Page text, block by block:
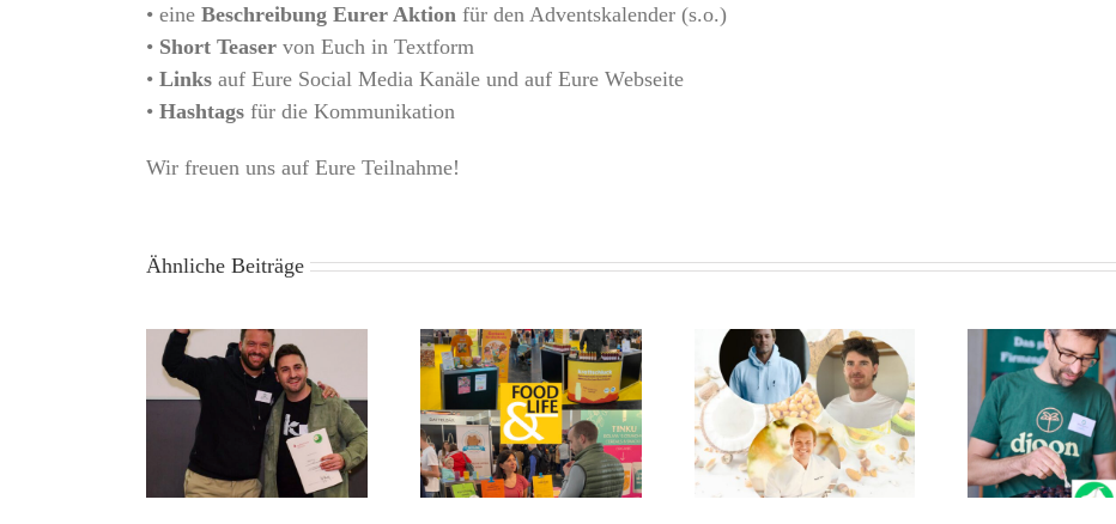
• eine Beschreibung Eurer Aktion für den Adventskalender (s.o.)
• Short Teaser von Euch in Textform
• Links auf Eure Social Media Kanäle und auf Eure Webseite
• Hashtags für die Kommunikation
Wir freuen uns auf Eure Teilnahme!
Ähnliche Beiträge